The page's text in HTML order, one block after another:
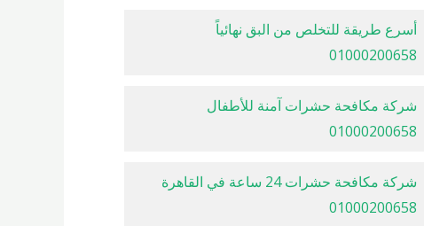
أسرع طريقة للتخلص من البق نهائياً
01000200658
شركة مكافحة حشرات آمنة للأطفال
01000200658
شركة مكافحة حشرات 24 ساعة في القاهرة
01000200658